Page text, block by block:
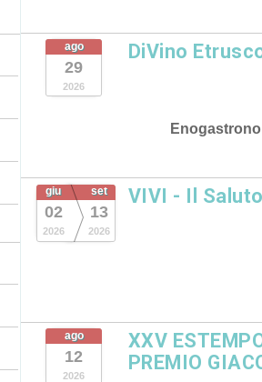
ago
29
2026
DiVino
giu
02
2026
set
13
2026
VIVI - Il
ago
12
2026
XXV
PREMIO